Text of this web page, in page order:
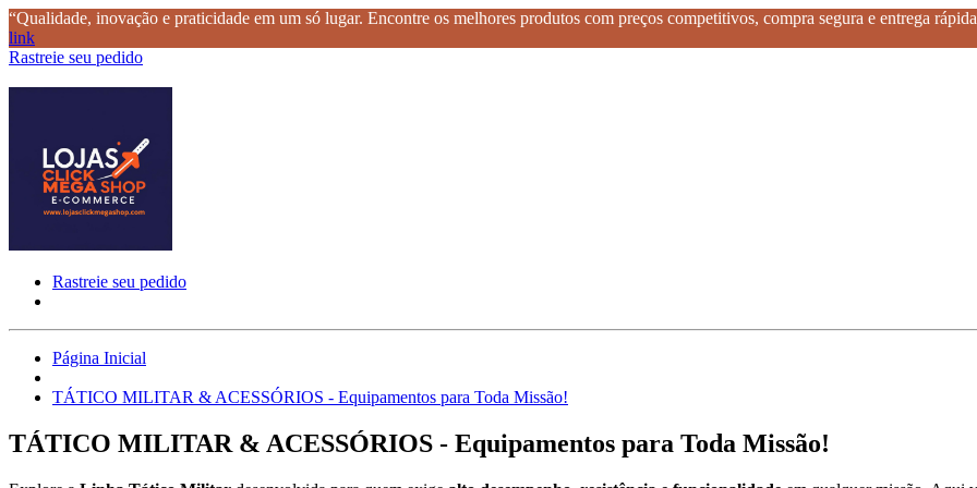
“Qualidade, inovação e praticidade em um só lugar. Encontre os melhores produtos com preços competitivos, compra segura e entrega
link
Rastreie seu pedido
Rastreie seu pedido
Página Inicial
TÁTICO MILITAR & ACESSÓRIOS - Equipamentos para Toda Missão!
TÁTICO MILITAR & ACESSÓRIOS - Equipamentos para Toda Missão!